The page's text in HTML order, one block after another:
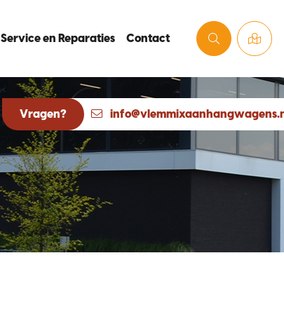
Service en Reparaties Contact
Vragen? info@vlemmixaanhangwagens.nl